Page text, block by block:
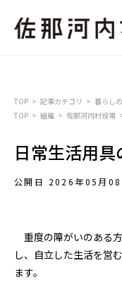
TOP 記事カテゴリ 暮らし
TOP
組織 佐那河内村役場
日常生活用具
公開日 2026年05月08
重度の障がいのある
し、自立した生活を営
ます。